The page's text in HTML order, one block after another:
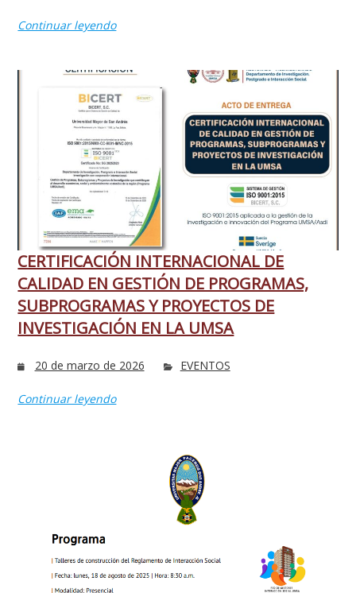
Continuar leyendo
CERTIFICACIÓN INTERNACIONAL DE
CALIDAD EN GESTIÓN DE PROGRAMAS,
SUBPROGRAMAS Y PROYECTOS DE
INVESTIGACIÓN EN LA UMSA
20 de marzo de 2026 EVENTOS
Continuar leyendo